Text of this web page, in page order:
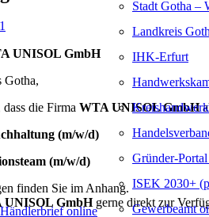
Stadt Gotha –
Landkreis
IHK-Erfurt
Gründer-
ISEK 2030+
Gewerbeamt
online
UNISOL GmbH
Gotha,
die Firma WTA UNISOL GmbH
(m/w/d)
(m/w/d)
finden Sie im Anhang.
UNISOL GmbHgerne direkt zur